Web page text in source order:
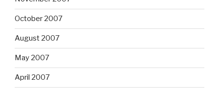
October 2007
August 2007
May 2007
April 2007